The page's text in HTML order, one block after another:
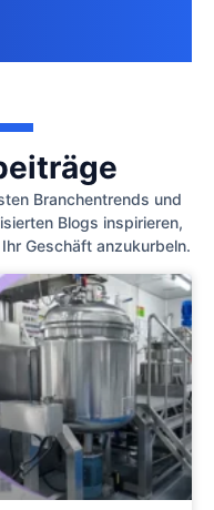
Branchentrends und
Blogs inspirieren,
Geschäft anzukurbeln.